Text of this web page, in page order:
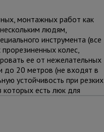
монтажных работ как
людям,
инструмента (все
колес,
ее от нежелательных
20 метров (не входят в
устойчивость при резких
есть люк для
вышки для